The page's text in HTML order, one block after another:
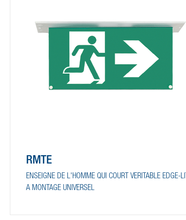
RMTE
ENSEIGNE DE L'HOMME QUI COURT VERITABLE EDGE-LIT
A MONTAGE UNIVERSEL